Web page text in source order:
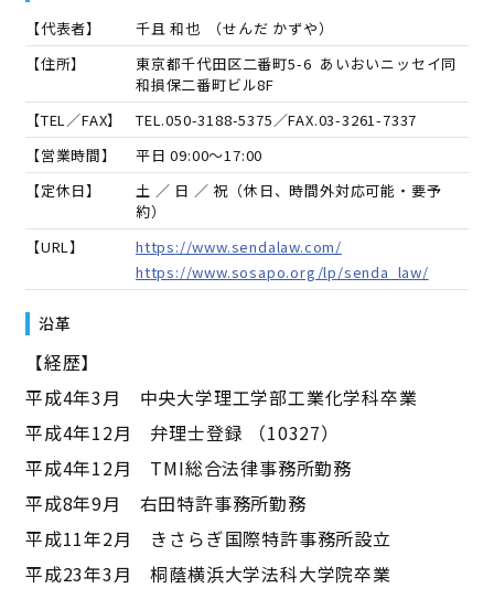
【代表者】 千且 和也 （せんだ かずや）
【住所】
東京都千代田区二番町5-6 あいおいニッセイ同
和損保二番町ビル8F
【TEL／FAX】
TEL.050-3188-5375／FAX.03-3261-7337
【営業時間】
平日 09:00～17:00
【定休日】
土 ／ 日 ／ 祝（休日、時間外対応可能・要予
約）
【URL】
https://www.sendalaw.com/
https://www.sosapo.org/lp/senda_law/
沿革
【経歴】
平成4年3月 中央大学理工学部工業化学科卒業
平成4年12月 弁理士登録 （10327）
平成4年12月 TMI総合法律事務所勤務
平成8年9月 右田特許事務所勤務
平成11年2月 きさらぎ国際特許事務所設立
平成23年3月 桐蔭横浜大学法科大学院卒業